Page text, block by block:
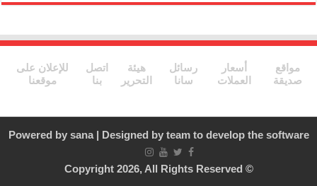
مواقع
صديقة
أسعار
العملات
رسائل
سانا
هيئة
التحرير
اتصل
بنا
للإعلان على
موقعنا
Powered by sana| Designed by team to develop the software
© Copyright 2026, All Rights Reserved